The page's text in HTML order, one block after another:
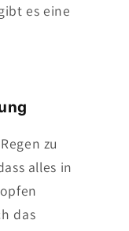
es eine
zu
alles in
das